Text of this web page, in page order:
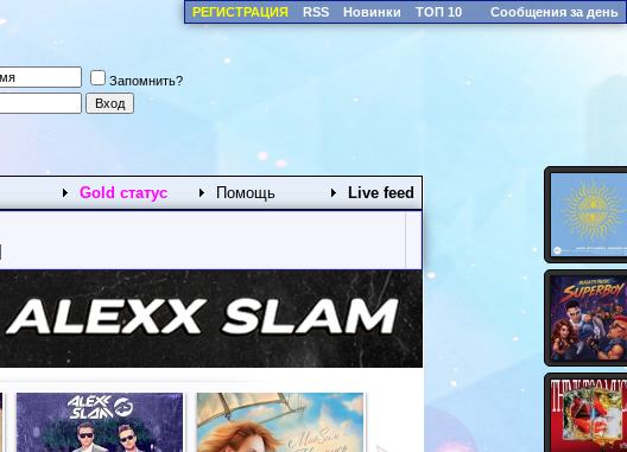
РЕГИСТРАЦИЯ RSS Новинки ТОП 10 Сообщения за день
Запомнить?
Gold статус Помощь Live feed